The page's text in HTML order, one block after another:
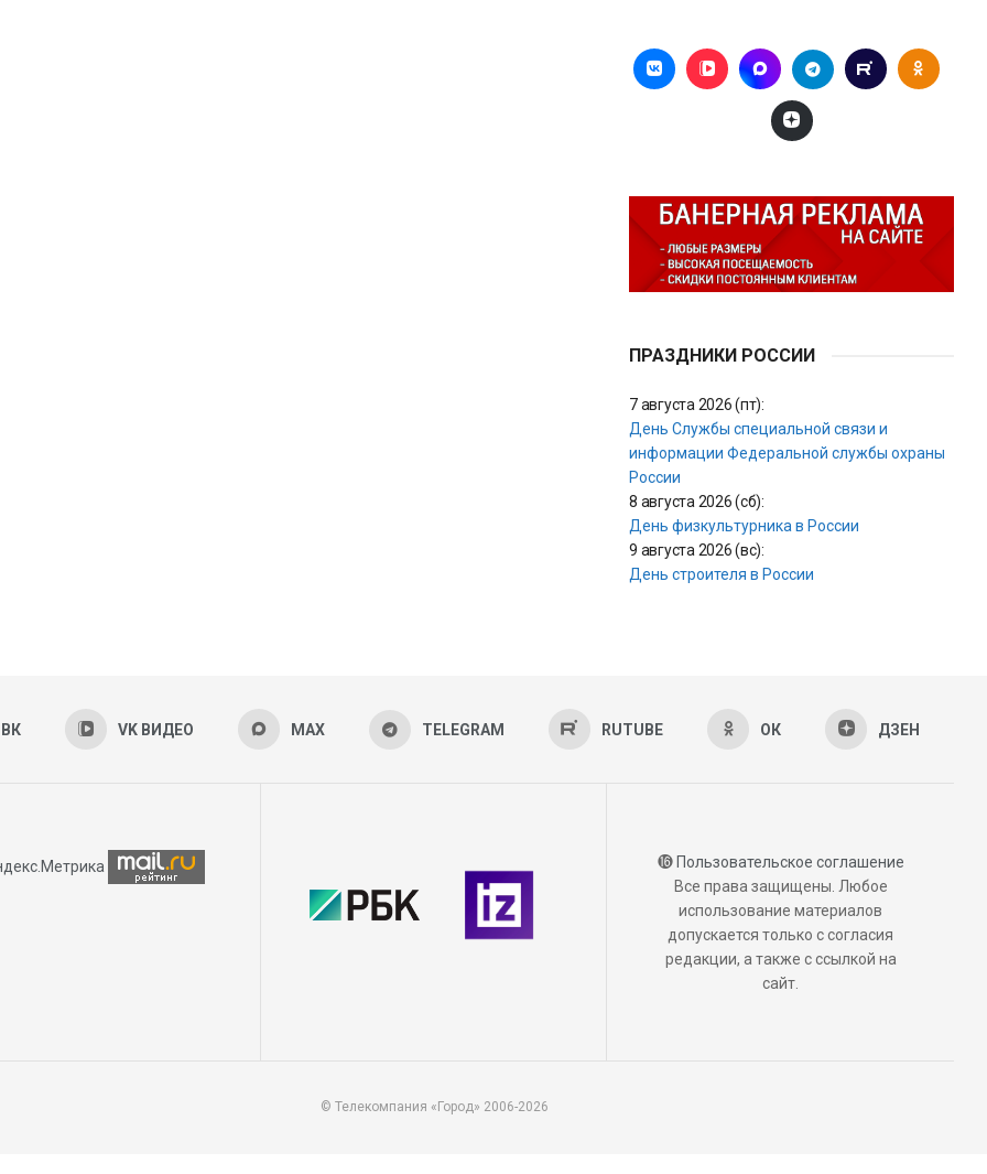
ПРАЗДНИКИ РОССИИ
7 августа 2026 (пт):
День Службы специальной связи и
информации Федеральной службы охраны
России
8 августа 2026 (сб):
День физкультурника в России
9 августа 2026 (вс):
День строителя в России
ВК VK ВИДЕО MAX TELEGRAM RUTUBE ОК ДЗЕН
⓰Пользовательское соглашение
Все права защищены. Любое
использование материалов
допускается только с согласия
редакции, а также с ссылкой на
сайт.
© Телекомпания «Город» 2006-2026